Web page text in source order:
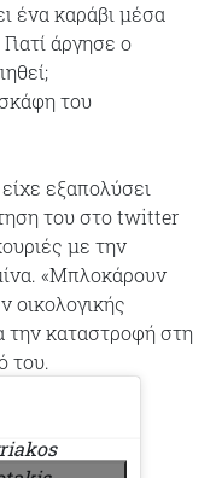
ένα καράβι μέσα
άργησε ο
του
εξαπολύσει
του στο twitter
με την
«Μπλοκάρουν
οικολογικής
την καταστροφή στη
του.